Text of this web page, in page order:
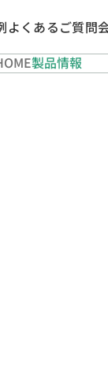
よくあるご質問
製品情報